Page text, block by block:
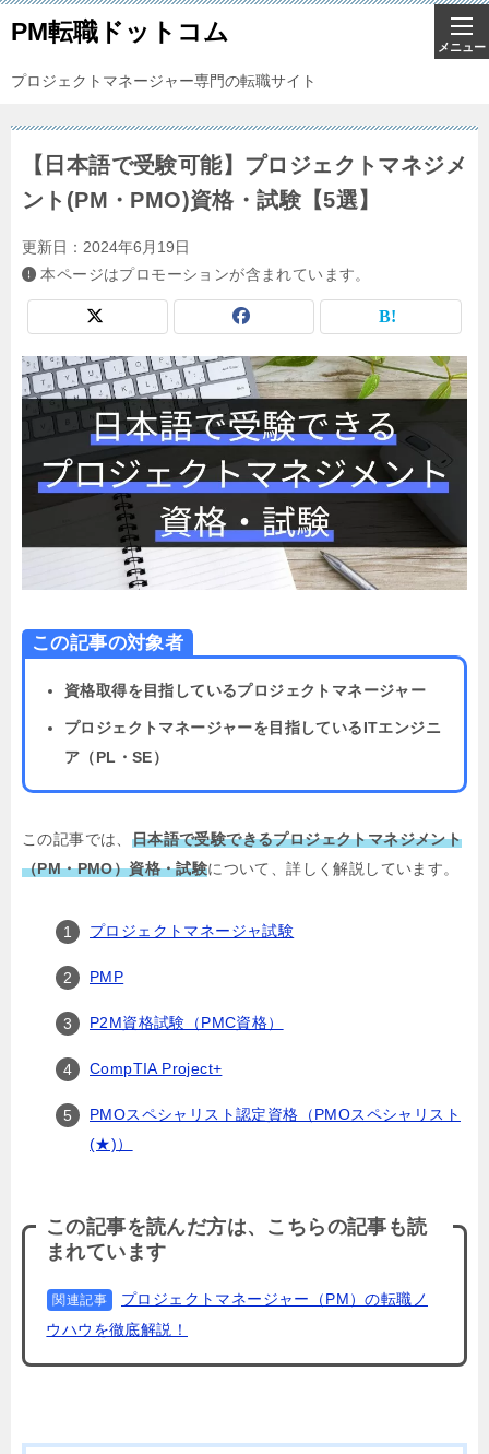
PM転職ドットコム
プロジェクトマネージャー専門の転職サイト
【日本語で受験可能】プロジェクトマネジメ
ント(PM・PMO)資格・試験【5選】
更新日： 2024年6月19日
本ページはプロモーションが含まれています。
この記事の対象者
資格取得を目指しているプロジェクトマネージャー
プロジェクトマネージャーを目指しているITエンジニ
ア（PL・SE）
この記事では、 日本語で受験できるプロジェクトマネジメント
（PM・PMO）資格・試験について、詳しく解説しています。
プロジェクトマネージャ試験
PMP
P2M資格試験（PMC資格）
CompTIA Project+
PMOスペシャリスト認定資格（PMOスペシャリスト
(★)）
この記事を読んだ方は、こちらの記事も読
まれています
関連記事
プロジェクトマネージャー（PM）の転職ノ
ウハウを徹底解説！